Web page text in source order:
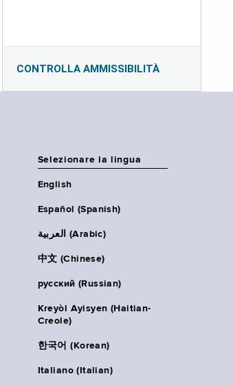
CONTROLLA AMMISSIBILITÀ
Selezionare la lingua
English
Español (Spanish)
العربية (Arabic)
中文 (Chinese)
русский (Russian)
Kreyòl Ayisyen (Haitian-
Creole)
한국어 (Korean)
Italiano (Italian)